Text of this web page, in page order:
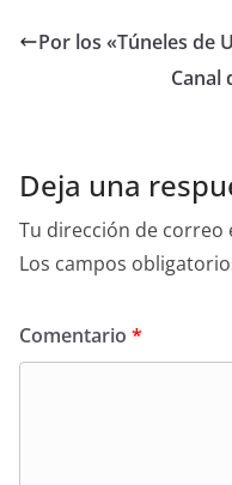
o r
Por los «Túneles de
Canal
Deja una
Tu dirección de correo
Los campos
Comentario *